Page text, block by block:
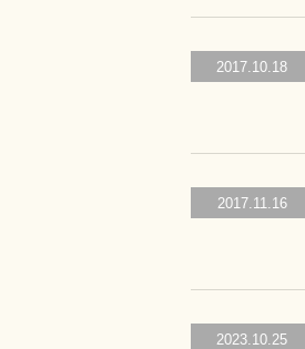
2017.10.18
2017.11.16
2023.10.25